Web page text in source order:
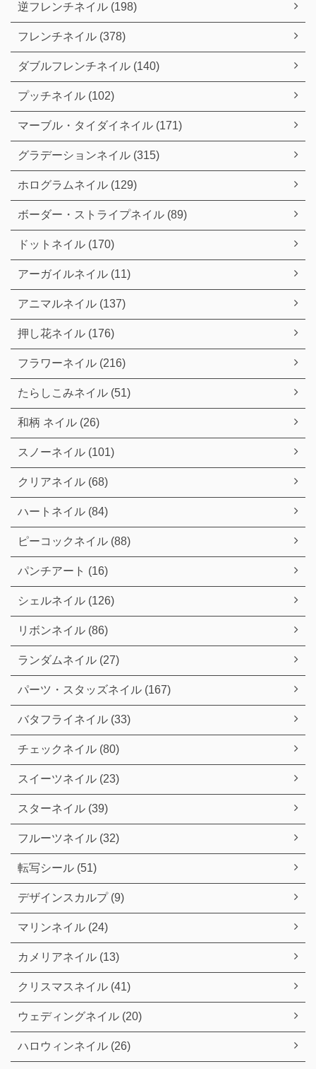
逆フレンチネイル (198)
フレンチネイル (378)
ダブルフレンチネイル (140)
プッチネイル (102)
マーブル・タイダイネイル (171)
グラデーションネイル (315)
ホログラムネイル (129)
ボーダー・ストライプネイル (89)
ドットネイル (170)
アーガイルネイル (11)
アニマルネイル (137)
押し花ネイル (176)
フラワーネイル (216)
たらしこみネイル (51)
和柄 ネイル (26)
スノーネイル (101)
クリアネイル (68)
ハートネイル (84)
ピーコックネイル (88)
パンチアート (16)
シェルネイル (126)
リボンネイル (86)
ランダムネイル (27)
パーツ・スタッズネイル (167)
バタフライネイル (33)
チェックネイル (80)
スイーツネイル (23)
スターネイル (39)
フルーツネイル (32)
転写シール (51)
デザインスカルプ (9)
マリンネイル (24)
カメリアネイル (13)
クリスマスネイル (41)
ウェディングネイル (20)
ハロウィンネイル (26)